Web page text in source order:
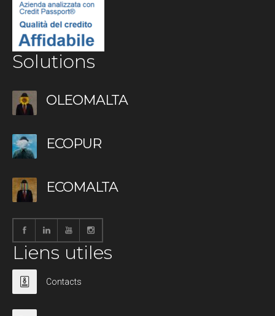
Solutions
OLEOMALTA
ECOPUR
ECOMALTA
Liens utiles
Contacts